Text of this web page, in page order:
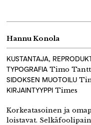
Hannu Konola
KUSTANTAJA,
TYPOGRAFIA Timo
SIDOKSEN MUOTOILU
KIRJAINTYYPPI Times
Korkeatasoinen ja
loistavat.